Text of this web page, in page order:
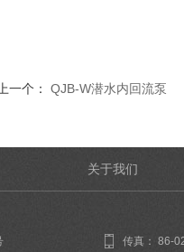
上一个： QJB-W潜水内回流泵
关于我们
传真： 86-